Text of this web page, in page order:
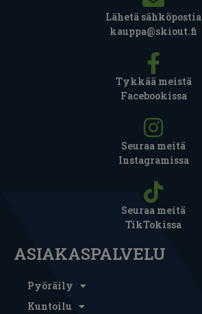
Lähetä sähköpostia
kauppa@skiout.fi
Tykkää meistä
Facebookissa
Seuraa meitä
Instagramissa
Seuraa meitä
TikTokissa
ASIAKASPALVELU
Pyöräily
Kuntoilu